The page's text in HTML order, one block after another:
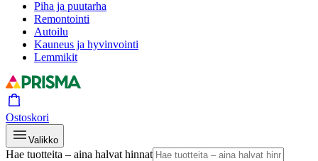
Piha ja puutarha
Remontointi
Autoilu
Kauneus ja hyvinvointi
Lemmikit
Ostoskori
Valikko
Hae tuotteita – aina halvat hinnat